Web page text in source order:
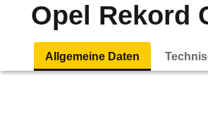
Opel Rekord
Allgemeine Daten